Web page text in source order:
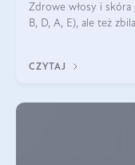
Zdrowe włosy i skóra
B, D, A, E), ale też
CZYTAJ